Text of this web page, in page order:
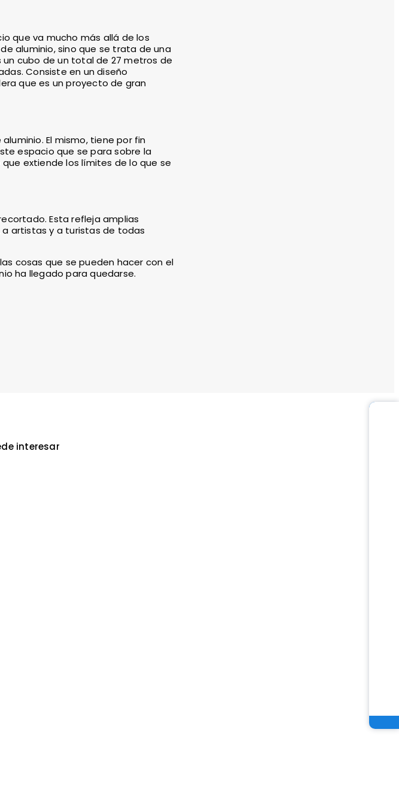
que va mucho más allá de los
aluminio, sino que se trata de una
cubo de un total de 27 metros de
Consiste en un diseño
que es un proyecto de gran
El mismo, tiene por fin
espacio que se para sobre la
extiende los límites de lo que se
Esta refleja amplias
artistas y a turistas de todas
cosas que se pueden hacer con el
ha llegado para quedarse.
interesar